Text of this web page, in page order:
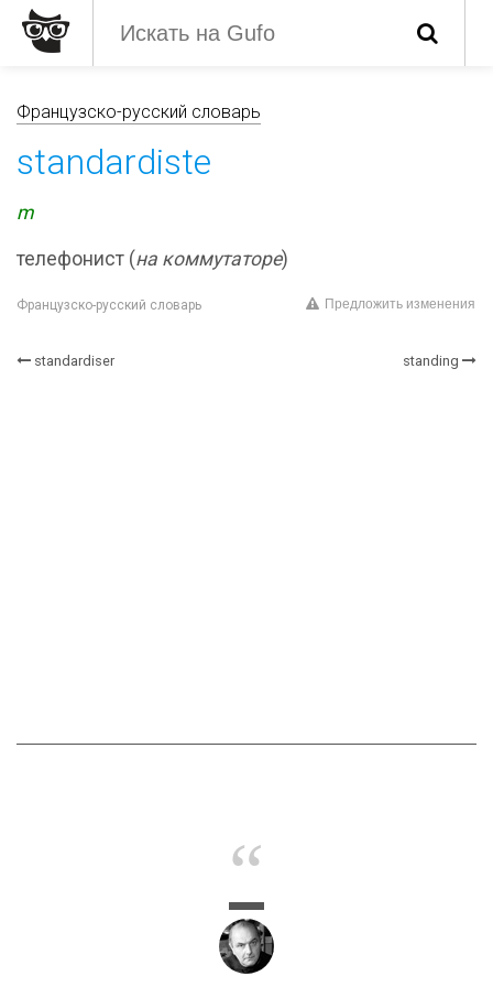
Французско-русский словарь
standardiste
m
телефонист (на коммутаторе)
Французско-русский словарь Предложить изменения
standardiser standing